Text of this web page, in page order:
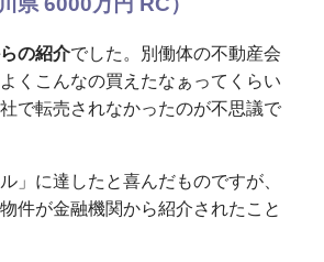
の紹介でした。別働体の不動産会
くこんなの買えたなぁってくらい
で転売されなかったのが不思議で
」に達したと喜んだものですが、
件が金融機関から紹介されたこと